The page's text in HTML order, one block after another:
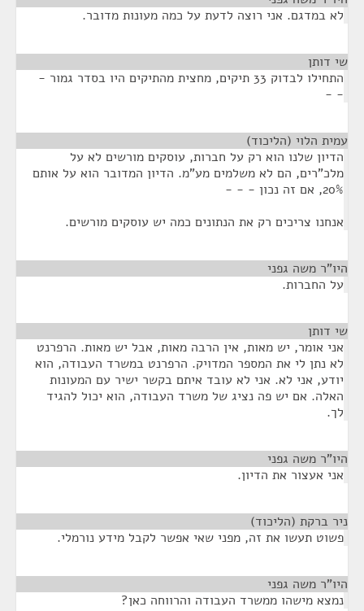
לא במדגם. אני רוצה לדעת על כמה מעונות מדובר.
שי דותן
התחילו לבדוק 33 תיקים, מחצית מהתיקים היו בסדר גמור -
- -
עמית הלוי (הליכוד)
הדיון שלנו הוא רק על חברות, עוסקים מורשים לא על
מלכ"רים, הם לא משלמים מע"מ. הדיון המדובר הוא על אותם
20%, אם זה נכון - - -
אנחנו צריכים רק את הנתונים כמה יש עוסקים מורשים.
היו"ר משה גפני
על החברות.
שי דותן
אני אומר, יש מאות, אין הרבה מאות, אבל יש מאות. הרפרנט
לא נתן לי את המספר המדויק. הרפרנט במשרד העבודה, הוא
יודע, אני לא. אני לא עובד איתם בקשר ישיר עם המעונות
האלה. אם יש פה נציג של משרד העבודה, הוא יכול להגיד
לך.
היו"ר משה גפני
אני אעצור את הדיון.
ניר ברקת (הליכוד)
פשוט תעשו את זה, מפני שאי אפשר לקבל מידע נורמלי.
היו"ר משה גפני
נמצא מישהו ממשרד העבודה והרווחה כאן?